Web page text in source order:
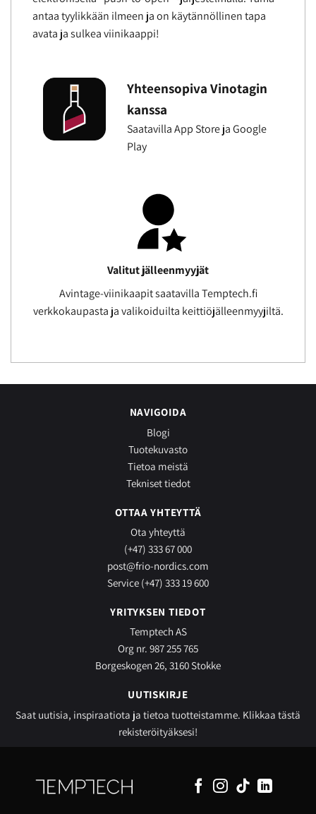
antaa tyylikkään ilmeen ja on käytännöllinen tapa
avata ja sulkea viinikaappi!
Yhteensopiva Vinotagin
kanssa
Saatavilla App Store ja Google
Play
Valitut jälleenmyyjät
Avintage-viinikaapit saatavilla Temptech.fi
verkkokaupasta ja valikoiduilta keittiöjälleenmyyjiltä.
NAVIGOIDA
Blogi
Tuotekuvasto
Tietoa meistä
Tekniset tiedot
OTTAA YHTEYTTÄ
Ota yhteyttä
(+47) 333 67 000
post@frio-nordics.com
Service (+47) 333 19 600
YRITYKSEN TIEDOT
Temptech AS
Org nr. 987 255 765
Borgeskogen 26, 3160 Stokke
UUTISKIRJE
Saat uutisia, inspiraatiota ja tietoa tuotteistamme. Klikkaa tästä
rekisteröityäksesi!